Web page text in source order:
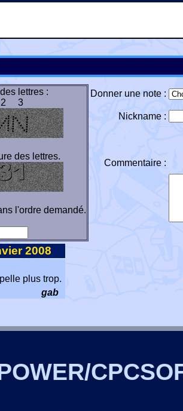
lettres :
3
des lettres.
l'ordre demandé.
Donner une note :
Nickname :
Commentaire :
2008
plus trop.
gab